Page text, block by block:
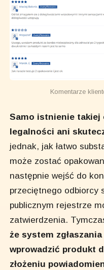
Komentarze
Samo istnienie takiej
legalności ani
jednak, jak łatwo
może zostać
następnie wejść do
przeciętnego odbiorcy
publicznym rejestrze
zatwierdzenia.
że system
wprowadzić produkt
złożeniu